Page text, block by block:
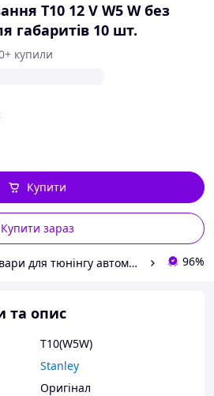
T10 12 V W5 W без
габаритів 10 шт.
купили
Купити зараз
Купити
Продавець СвітАвто (товари для тюнінгу автомобілів ВАЗ) 96%
та опис
T10(W5W)
Stanley
Оригінал